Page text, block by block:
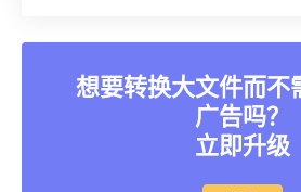
想要转换大文件而不
广告吗？
立即升级